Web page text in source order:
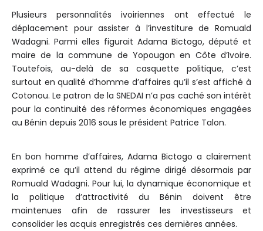
Plusieurs personnalités ivoiriennes ont effectué le
déplacement pour assister à l’investiture de Romuald
Wadagni. Parmi elles figurait Adama Bictogo, député et
maire de la commune de Yopougon en Côte d’Ivoire.
Toutefois, au-delà de sa casquette politique, c’est
surtout en qualité d’homme d’affaires qu’il s’est affiché à
Cotonou. Le patron de la SNEDAI n’a pas caché son intérêt
pour la continuité des réformes économiques engagées
au Bénin depuis 2016 sous le président Patrice Talon.
En bon homme d’affaires, Adama Bictogo a clairement
exprimé ce qu’il attend du régime dirigé désormais par
Romuald Wadagni. Pour lui, la dynamique économique et
la politique d’attractivité du Bénin doivent être
maintenues afin de rassurer les investisseurs et
consolider les acquis enregistrés ces dernières années.